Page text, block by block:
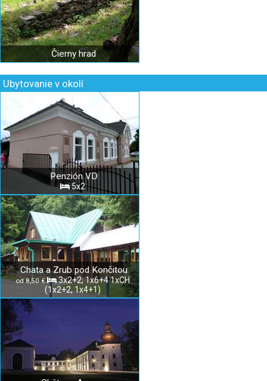
Čierny hrad
Ubytovanie v okolí
Penzión VD
5x2
Chata a Zrub pod Končitou
od 8,50 €
3x2+2; 1x6+4 1xCH
(1x2+2, 1x4+1)